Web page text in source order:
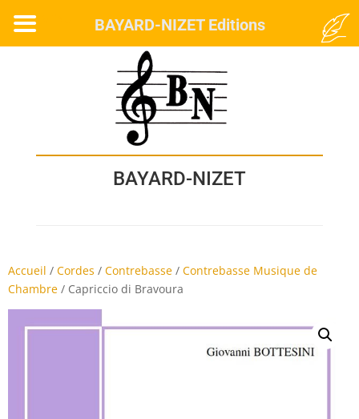
BAYARD-NIZET
Accueil / Cordes / Contrebasse / Contrebasse Musique de
Chambre / Capriccio di Bravoura
BAYARD-NIZET Editions